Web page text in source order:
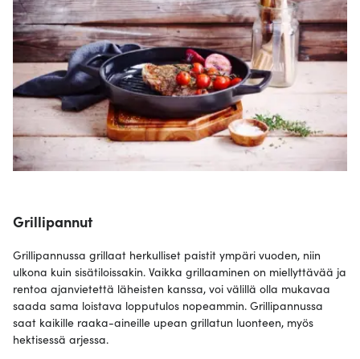
Grillipannut
Grillipannussa grillaat herkulliset paistit ympäri vuoden, niin
ulkona kuin sisätiloissakin. Vaikka grillaaminen on miellyttävää ja
rentoa ajanvietettä läheisten kanssa, voi välillä olla mukavaa
saada sama loistava lopputulos nopeammin. Grillipannussa
saat kaikille raaka-aineille upean grillatun luonteen, myös
hektisessä arjessa.